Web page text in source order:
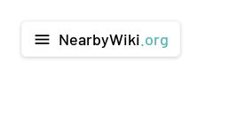
menu NearbyWiki .org